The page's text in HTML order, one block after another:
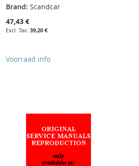
Brand: Scandcar
47,43 €
39,20 €
Voorraad info